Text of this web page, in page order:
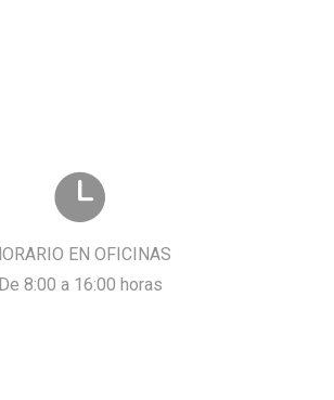
EN OFICINAS
De 8:00 a 16:00 horas